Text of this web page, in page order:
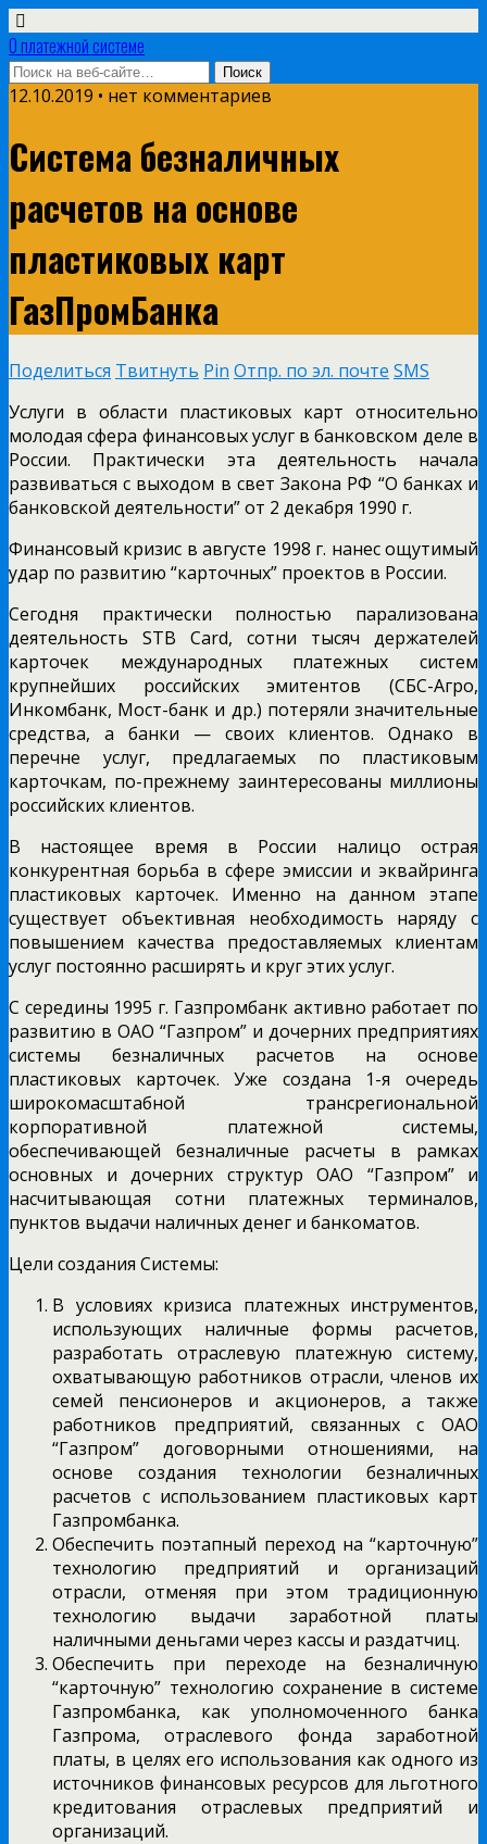
О платежной системе
12.10.2019 • нет комментариев
Система безналичных
расчетов на основе
пластиковых карт
ГазПромБанка
Поделиться Твитнуть Pin Отпр. по эл. почте SMS
Услуги в области пластиковых карт относительно
молодая сфера финансовых услуг в банковском деле в
России. Практически эта деятельность начала
развиваться с выходом в свет Закона РФ “О банках и
банковской деятельности” от 2 декабря 1990 г.
Финансовый кризис в августе 1998 г. нанес ощутимый
удар по развитию “карточных” проектов в России.
Сегодня практически полностью парализована
деятельность STB Card, сотни тысяч держателей
карточек международных платежных систем
крупнейших российских эмитентов (СБС-Агро,
Инкомбанк, Мост-банк и др.) потеряли значительные
средства, а банки — своих клиентов. Однако в
перечне услуг, предлагаемых по пластиковым
карточкам, по-прежнему заинтересованы миллионы
российских клиентов.
В настоящее время в России налицо острая
конкурентная борьба в сфере эмиссии и эквайринга
пластиковых карточек. Именно на данном этапе
существует объективная необходимость наряду с
повышением качества предоставляемых клиентам
услуг постоянно расширять и круг этих услуг.
С середины 1995 г. Газпромбанк активно работает по
развитию в ОАО “Газпром” и дочерних предприятиях
системы безналичных расчетов на основе
пластиковых карточек. Уже создана 1-я очередь
широкомасштабной трансрегиональной
корпоративной платежной системы,
обеспечивающей безналичные расчеты в рамках
основных и дочерних структур ОАО “Газпром” и
насчитывающая сотни платежных терминалов,
пунктов выдачи наличных денег и банкоматов.
Цели создания Системы:
В условиях кризиса платежных инструментов,
использующих наличные формы расчетов,
разработать отраслевую платежную систему,
охватывающую работников отрасли, членов их
семей пенсионеров и акционеров, а также
работников предприятий, связанных с ОАО
“Газпром” договорными отношениями, на
основе создания технологии безналичных
расчетов с использованием пластиковых карт
Газпромбанка.
Обеспечить поэтапный переход на “карточную”
технологию предприятий и организаций
отрасли, отменяя при этом традиционную
технологию выдачи заработной платы
наличными деньгами через кассы и раздатчиц.
Обеспечить при переходе на безналичную
“карточную” технологию сохранение в системе
Газпромбанка, как уполномоченного банка
Газпрома, отраслевого фонда заработной
платы, в целях его использования как одного из
источников финансовых ресурсов для льготного
кредитования отраслевых предприятий и
организаций.